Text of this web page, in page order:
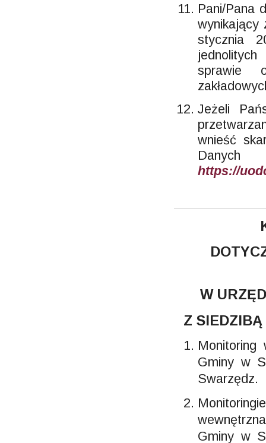
Pani/Pana
wynikający
stycznia
sprawie
Jeżeli
wnieść
Danych
https://
W
Z
Gminy w
Swarzędz.
Gminy w